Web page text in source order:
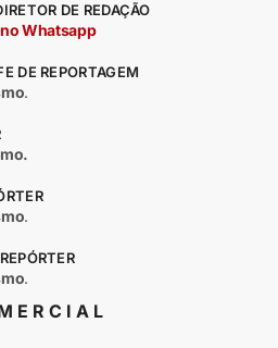
DE REDAÇÃO
Whatsapp
DE REPORTAGEM
.
.
.